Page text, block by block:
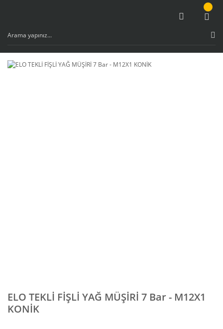
ELO TEKLİ FİŞLİ YAĞ MÜŞİRİ 7 Bar - M12X1
KONİK